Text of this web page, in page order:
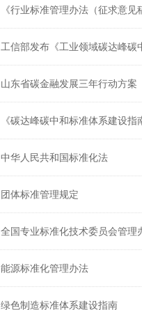
《行业标准管理办法（征求意
工信部发布《工业领域碳达峰碳
山东省碳金融发展三年行动方
《碳达峰碳中和标准体系建设指
中华人民共和国标准化法
团体标准管理规定
全国专业标准化技术委员会管理
能源标准化管理办法
绿色制造标准体系建设指南